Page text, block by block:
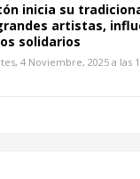
inicia su
artistas,
solidarios
4 Noviembre, 2025 a las